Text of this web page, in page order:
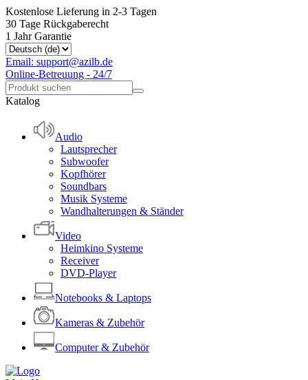
Kostenlose Lieferung in 2-3 Tagen
30 Tage Rückgaberecht
1 Jahr Garantie
Email: support@azilb.de
Online-Betreuung - 24/7
Katalog
Audio
Lautsprecher
Subwoofer
Kopfhörer
Soundbars
Musik Systeme
Wandhalterungen & Ständer
Video
Heimkino Systeme
Receiver
DVD-Player
Notebooks & Laptops
Kameras & Zubehör
Computer & Zubehör